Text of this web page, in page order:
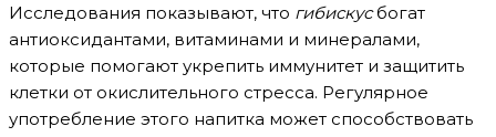
Исследования показывают, что гибискусбогат
антиоксидантами, витаминами и минералами,
которые помогают укрепить иммунитет и защитить
клетки от окислительного стресса. Регулярное
употребление этого напитка может способствовать